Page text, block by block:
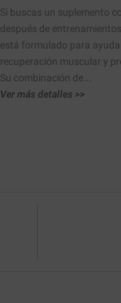
Si buscas un suplemento
después de
está formulado para
recuperación muscular y
Su combinación de...
Ver más detalles >>